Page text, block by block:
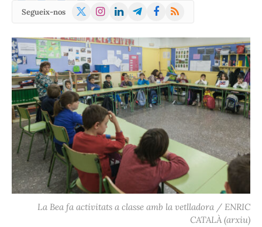
Segueix-nos
X
Instagram
LinkedInTelegramFacebook
RSS
La Bea fa activitats a classe amb la vetlladora / ENRIC
CATALÀ (arxiu)